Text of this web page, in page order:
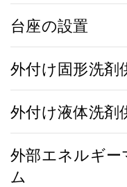
台座の設置
外付け固形洗剤
外付け液体洗剤
外部エネルギ
ム